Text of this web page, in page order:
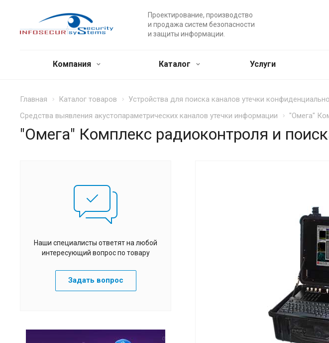
Проектирование, производство
и продажа систем безопасности
и защиты информации.
Компания Каталог Услуги
Главная Каталог товаров
Устройства для поиска каналов утечки
Средства выявления акустопараметрических каналов утечки информации
"Омега"
"Омега" Комплекс радиоконтроля и
Наши специалисты ответят на любой
интересующий вопрос по товару
Задать вопрос